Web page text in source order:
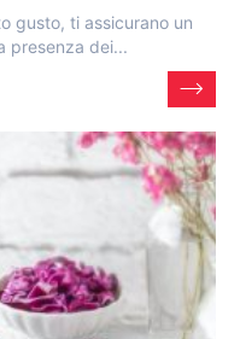
gusto, ti assicurano un
presenza dei...